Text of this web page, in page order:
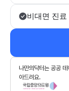
비대면 진료
나만의닥터는 공공
아드려요.